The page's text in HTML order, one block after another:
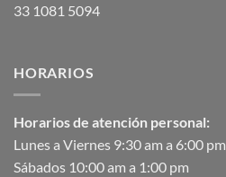
33 1081 5094
HORARIOS
Horarios de atención personal:
Lunes a Viernes 9:30 am a 6:00 pm
Sábados 10:00 am a 1:00 pm